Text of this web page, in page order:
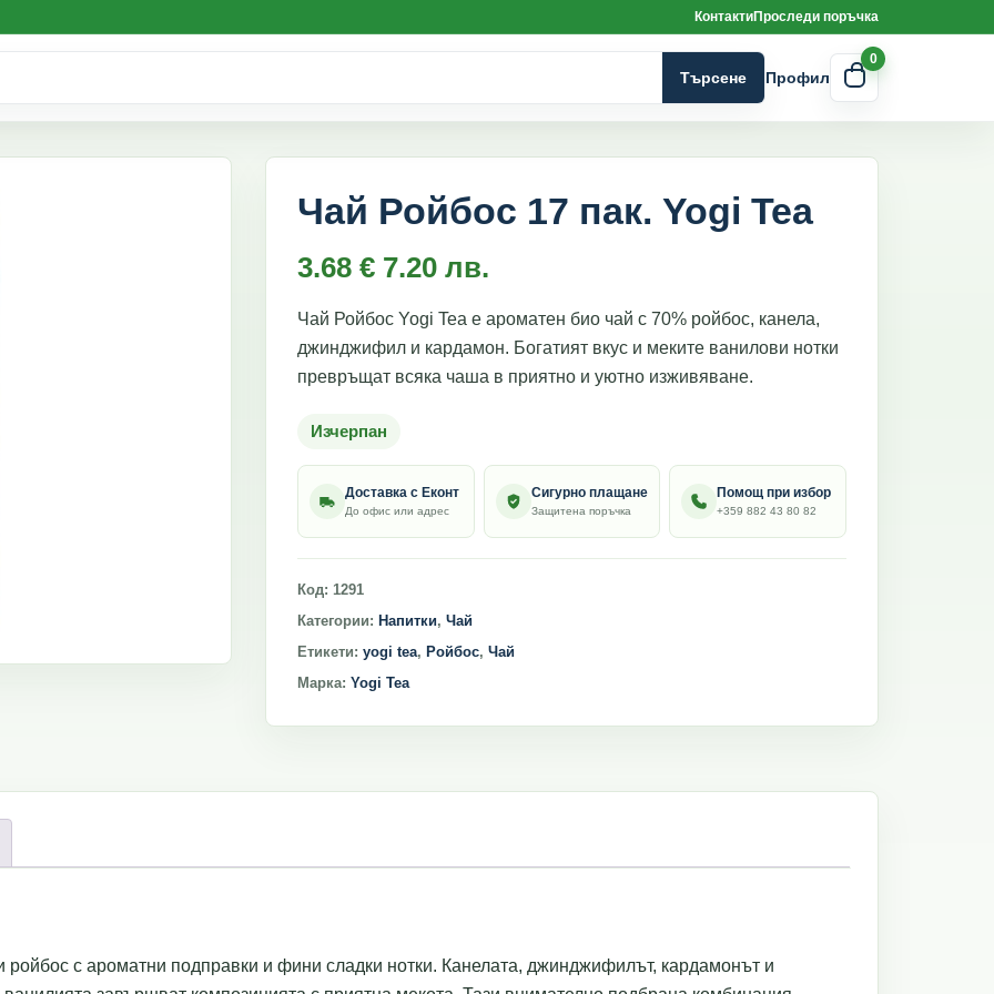
КонтактиПроследи поръчка
Търсене Профил
0
Чай Ройбос 17 пак. Yogi Tea
3.68 € 7.20 лв.
Чай Ройбос Yogi Tea е ароматен био чай с 70% ройбос, канела,
джинджифил и кардамон. Богатият вкус и меките ванилови нотки
превръщат всяка чаша в приятно и уютно изживяване.
Изчерпан
Доставка с Еконт
До офис или адрес
Сигурно плащане
Защитена поръчка
Помощ при избор
+359 882 43 80 82
Код: 1291
Категории: Напитки, Чай
Етикети: yogi tea, Ройбос, Чай
Марка: Yogi Tea
с ароматни подправки и фини сладки нотки. Канелата, джинджифилът, кардамонът и